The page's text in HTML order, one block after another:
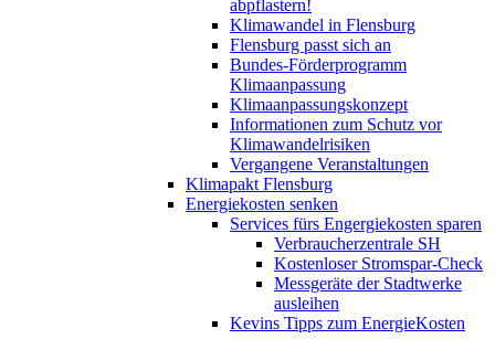
abpflastern!
Klimawandel in Flensburg
Flensburg passt sich an
Bundes-Förderprogramm
Klimaanpassung
Klimaanpassungskonzept
Informationen zum Schutz vor
Klimawandelrisiken
Vergangene Veranstaltungen
Klimapakt Flensburg
Energiekosten senken
Services fürs Engergiekosten sparen
Verbraucherzentrale SH
Kostenloser Stromspar-Check
Messgeräte der Stadtwerke
ausleihen
Kevins Tipps zum EnergieKosten